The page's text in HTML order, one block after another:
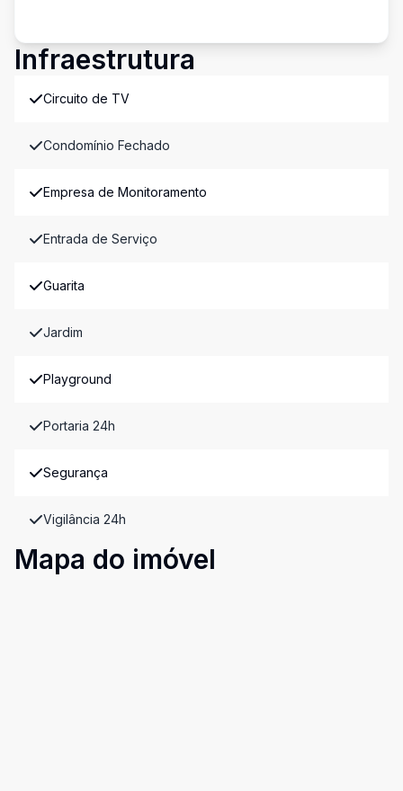
Infraestrutura
Circuito de TV
Condomínio Fechado
Empresa de Monitoramento
Entrada de Serviço
Guarita
Jardim
Playground
Portaria 24h
Segurança
Vigilância 24h
Mapa do imóvel